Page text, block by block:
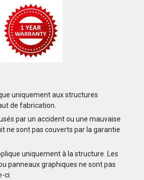
uniquement aux structures
de fabrication.
par un accident ou une mauvaise
ne sont pas couverts par la garantie
uniquement à la structure. Les
panneaux graphiques ne sont pas
ci.